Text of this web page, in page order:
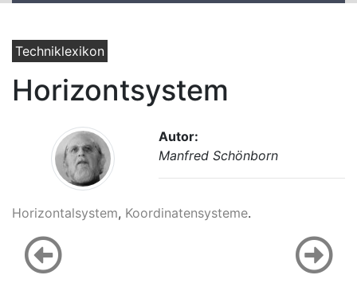
Techniklexikon
Horizontsystem
Autor:
Manfred Schönborn
Horizontalsystem, Koordinatensysteme.